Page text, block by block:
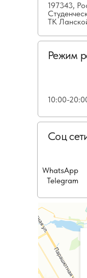
197343,
ТК
Режим
10:00-
Соц
WhatsApp
Telegram